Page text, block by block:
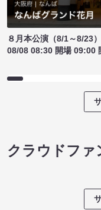
８月本公演（8/1～8/23）
08/08 08:30 開場 09:00
クラウドファ